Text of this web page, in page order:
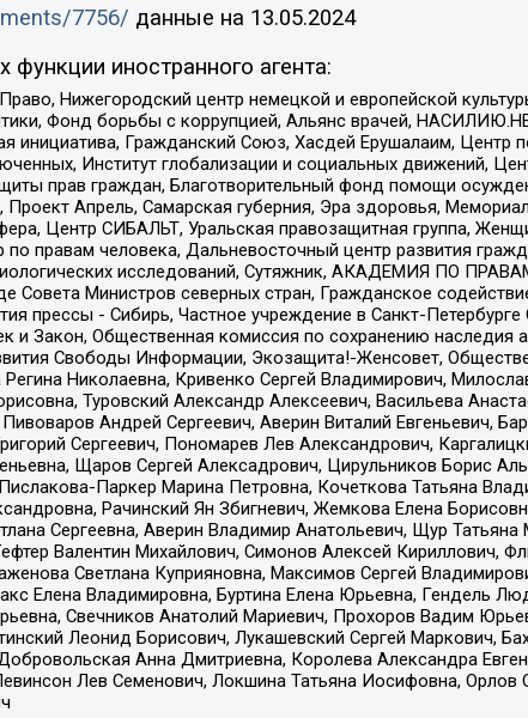
7756/ данные на 13.05.2024
иностранного агента:
Нижегородский центр немецкой и европейской
Фонд борьбы с коррупцией, Альянс врачей,
инициатива, Гражданский Союз, Хасдей Ерушалаим, Центр
Институт глобализации и социальных движений,
прав граждан, Благотворительный фонд помощи
Проект Апрель, Самарская губерния, Эра здоровья,
Центр СИБАЛЬТ, Уральская правозащитная группа,
правам человека, Дальневосточный центр развития
исследований, Сутяжник, АКАДЕМИЯ ПО
Совета Министров северных стран, Гражданское
прессы - Сибирь, Частное учреждение в Санкт-
и Закон, Общественная комиссия по сохранению
Свободы Информации, Экозащита!-Женсовет,
Николаевна, Кривенко Сергей Владимирович,
Туровский Александр Алексеевич, Васильева
Андрей Сергеевич, Аверин Виталий Евгеньевич,
Сергеевич, Пономарев Лев Александрович,
Щаров Сергей Алексадрович, Цирульников Борис
Паркер Марина Петровна, Кочеткова Татьяна
Рачинский Ян Збигневич, Жемкова Елена
Сергеевна, Аверин Владимир Анатольевич, Щур
Валентин Михайлович, Симонов Алексей Кириллович,
Светлана Куприяновна, Максимов Сергей
Елена Владимировна, Буртина Елена Юрьевна, Гендель
Свечников Анатолий Мариевич, Прохоров Вадим
Леонид Борисович, Лукашевский Сергей Маркович,
Анна Дмитриевна, Королева Александра
Лев Семенович, Локшина Татьяна Иосифовна,